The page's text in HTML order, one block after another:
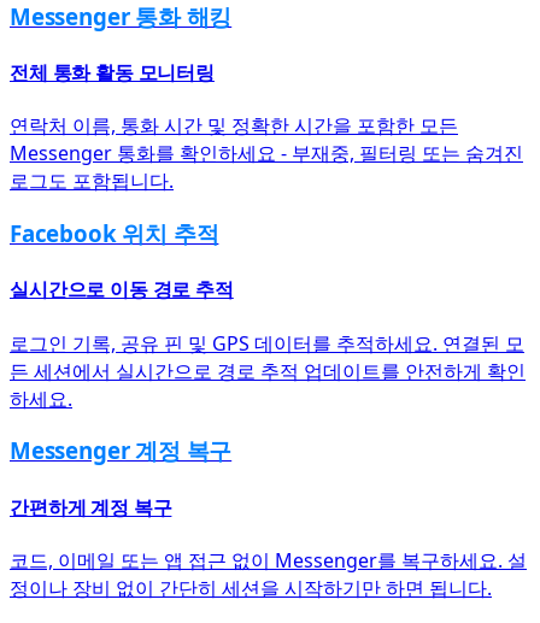
Messenger 통화 해킹
전체 통화 활동 모니터링
연락처 이름, 통화 시간 및 정확한 시간을 포함한 모든
Messenger 통화를 확인하세요 - 부재중, 필터링 또는 숨겨진
로그도 포함됩니다.
Facebook 위치 추적
실시간으로 이동 경로 추적
로그인 기록, 공유 핀 및 GPS 데이터를 추적하세요. 연결된 모
든 세션에서 실시간으로 경로 추적 업데이트를 안전하게 확인
하세요.
Messenger 계정 복구
간편하게 계정 복구
코드, 이메일 또는 앱 접근 없이 Messenger를 복구하세요. 설
정이나 장비 없이 간단히 세션을 시작하기만 하면 됩니다.